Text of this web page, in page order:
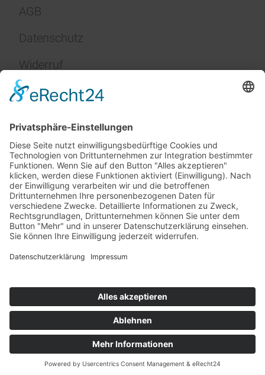
AGB
Datenschutz
Widerruf
Impressum
Service
FAQ
Zahlungsarten
© Gold and Silver World GmbH